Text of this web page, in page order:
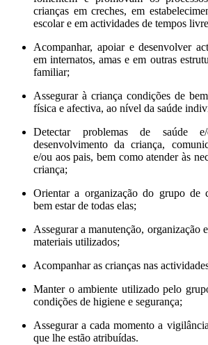
crianças em creches, em
escolar e em actividades de tempos
Acompanhar, apoiar e desenvolver
em internatos, amas e em outras
familiar;
Assegurar à criança condições de
física e afectiva, ao nível da saúde
Detectar problemas de saúde
desenvolvimento da criança,
e/ou aos pais, bem como atender às
criança;
Orientar a organização do grupo de
bem estar de todas elas;
Assegurar a manutenção, organização
materiais utilizados;
Acompanhar as crianças nas
Manter o ambiente utilizado pelo
condições de higiene e segurança;
Assegurar a cada momento a
que lhe estão atribuídas.